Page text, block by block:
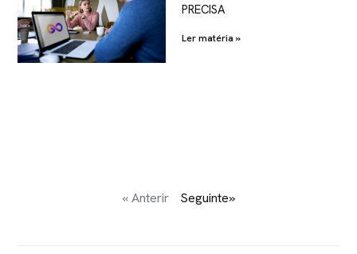
PRECISA
Ler matéria »
« Anterir Seguinte»